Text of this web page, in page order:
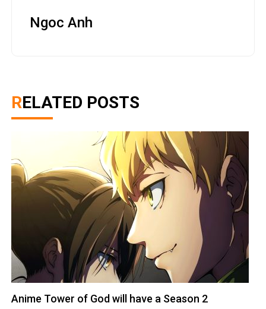
Ngoc Anh
RELATED POSTS
Anime Tower of God will have a Season 2